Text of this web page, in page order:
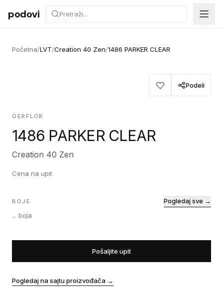
Preskoči na sadržaj
podovi
Početna/LVT/Creation 40 Zen/1486 PARKER CLEAR
Podeli
GERFLOR
1486 PARKER CLEAR
Creation 40 Zen
Cena na upit
BOJE
... boja
Pogledaj sve →
Pošaljite upit
Pogledaj na sajtu proizvođača →